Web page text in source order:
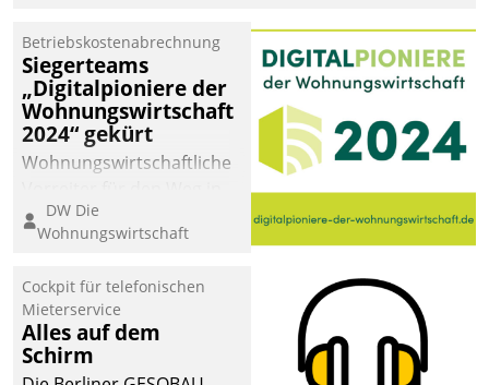
Betriebskostenabrechnung
Siegerteams
„Digitalpioniere der
Wohnungswirtschaft
2024“ gekürt
Wohnungswirtschaftliche
eine digitale Zukunft zu
finden, ist das Ziel des
der
Wohnungswirtschaft“.
Bewerben können sich
dafür ein Team
DW Die
Wohnungswirtschaft
Cockpit für telefonischen
Mieterservice
Alles auf dem
Schirm